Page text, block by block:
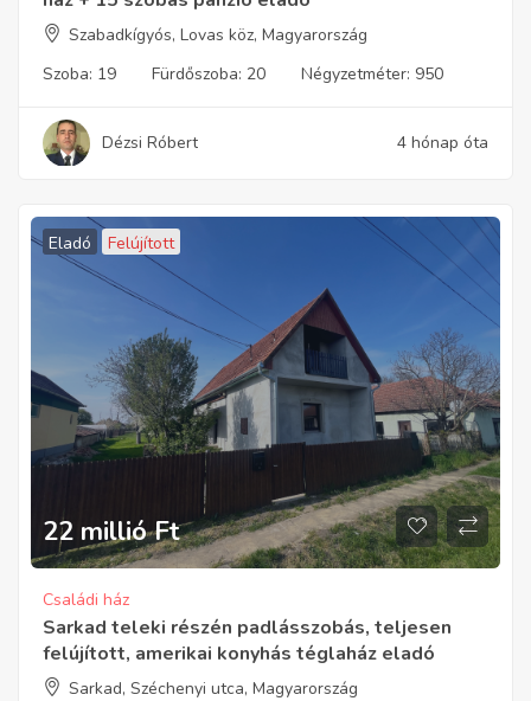
Szabadkígyós, Lovas köz, Magyarország
Szoba: 19 Fürdőszoba: 20 Négyzetméter: 950
Dézsi Róbert 4 hónap óta
Eladó Felújított
22 millió Ft
Családi ház
Sarkad teleki részén padlásszobás, teljesen
felújított, amerikai konyhás téglaház eladó
Sarkad, Széchenyi utca, Magyarország